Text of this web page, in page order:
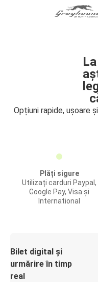
Opțiuni rapide, ușoare
Plăți sigure
Utilizați carduri Paypal,
Google Pay, Visa și
International
Bilet digital și
urmărire în timp
real